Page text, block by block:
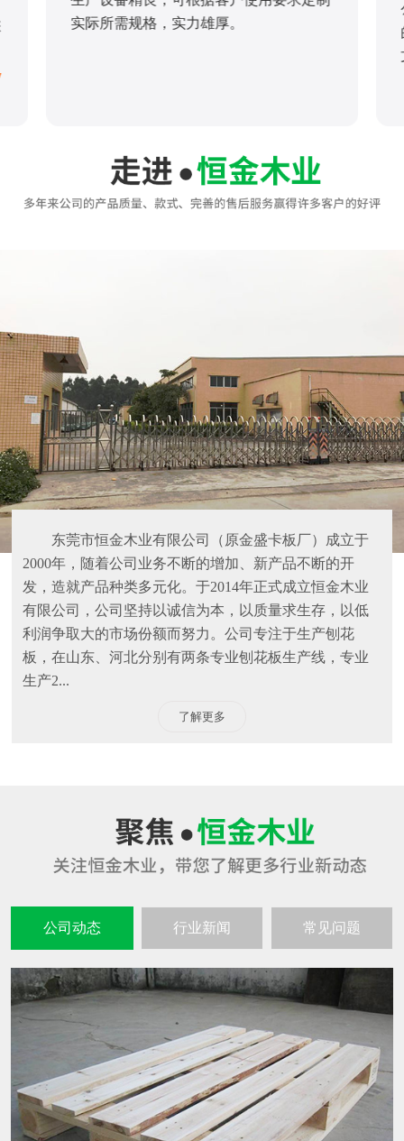
实际所需规格，实力雄厚。
东莞市恒金木业有限公司（原金盛卡板厂）成立于
2000年，随着公司业务不断的增加、新产品不断的开
发，造就产品种类多元化。于2014年正式成立恒金木业
有限公司，公司坚持以诚信为本，以质量求生存，以低
利润争取大的市场份额而努力。公司专注于生产刨花
板，在山东、河北分别有两条专业刨花板生产线，专业
生产2...
了解更多
公司动态 行业新闻 常见问题